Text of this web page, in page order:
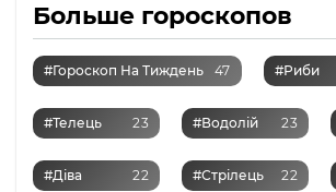
Больше гороскопов
#Гороскоп На Тиждень 47 #Риби
#Телець 23 #Водолій 23
#Діва 22 #Стрілець 22